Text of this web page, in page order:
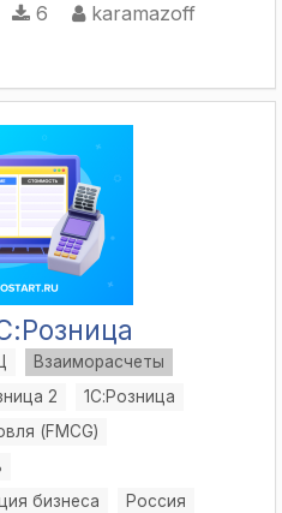
6
karamazoff
Взаиморасчеты
2
1С:Розница
(FMCG)
бизнеса
Россия